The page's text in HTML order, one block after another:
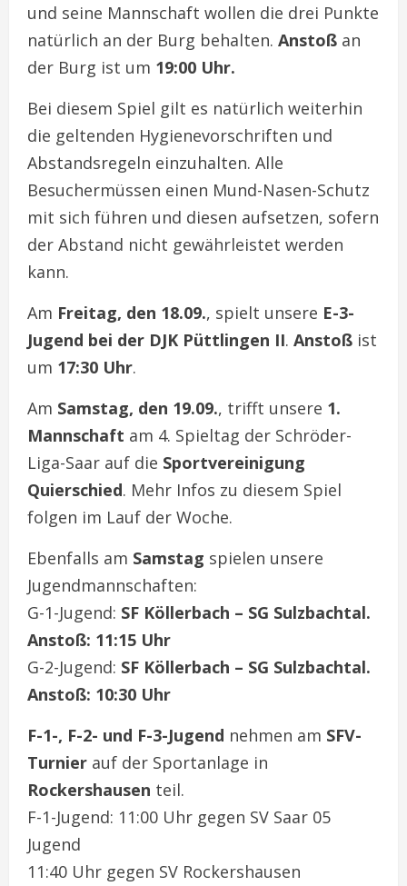
und seine Mannschaft wollen die drei Punkte
natürlich an der Burg behalten. Anstoß an
der Burg ist um 19:00 Uhr.
Bei diesem Spiel gilt es natürlich weiterhin
die geltenden Hygienevorschriften und
Abstandsregeln einzuhalten. Alle
Besuchermüssen einen Mund-Nasen-Schutz
mit sich führen und diesen aufsetzen, sofern
der Abstand nicht gewährleistet werden
kann.
Am Freitag, den 18.09., spielt unsere E-3-
Jugend bei der DJK Püttlingen II. Anstoß ist
um 17:30 Uhr.
Am Samstag, den 19.09., trifft unsere 1.
Mannschaft am 4. Spieltag der Schröder-
Liga-Saar auf die Sportvereinigung
Quierschied. Mehr Infos zu diesem Spiel
folgen im Lauf der Woche.
Ebenfalls am Samstag spielen unsere
Jugendmannschaften:
G-1-Jugend: SF Köllerbach – SG Sulzbachtal.
Anstoß: 11:15 Uhr
G-2-Jugend: SF Köllerbach – SG Sulzbachtal.
Anstoß: 10:30 Uhr
F-1-, F-2- und F-3-Jugend nehmen am SFV-
Turnier auf der Sportanlage in
Rockershausen teil.
F-1-Jugend: 11:00 Uhr gegen SV Saar 05
Jugend
11:40 Uhr gegen SV Rockershausen